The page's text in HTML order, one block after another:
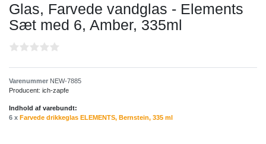
Glas, Farvede vandglas - Elements
Sæt med 6, Amber, 335ml
Varenummer NEW-7885
Producent: ich-zapfe
Indhold af varebundt:
6 x Farvede drikkeglas ELEMENTS, Bernstein, 335 ml